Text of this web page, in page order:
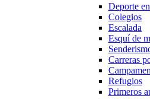
Deporte
Colegios
Escalada
Esquí de
Carreras
Refugios
Primeros